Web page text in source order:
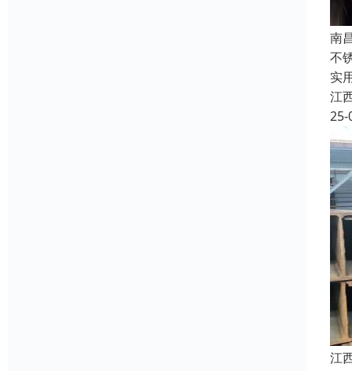
南
不
实
江
25-
江